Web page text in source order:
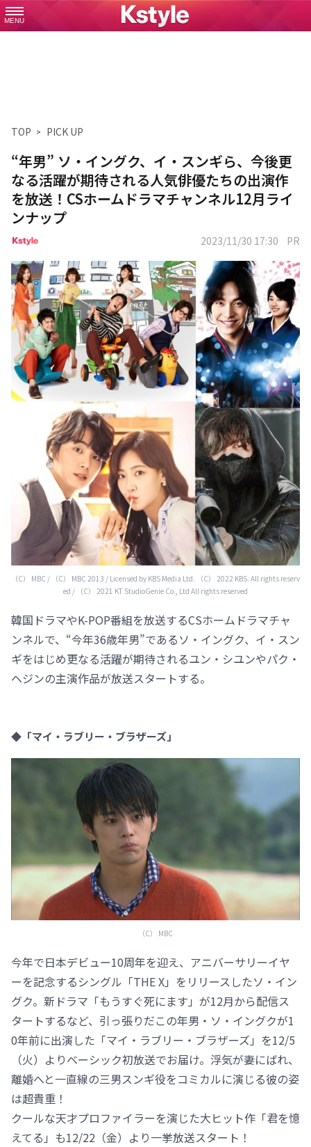
MENU
TOP PICK UP
“年男” ソ・イングク、イ・スンギら、今後更
なる活躍が期待される人気俳優たちの出演作
を放送！CSホームドラマチャンネル12月ライ
ンナップ
2023/11/30 17:30 PR
（C） MBC / （C） MBC 2013 / Licensed by KBS Media Ltd. （C） 2022 KBS. All rights reserv
ed / （C） 2021 KT StudioGenie Co., Ltd All rights reserved
韓国ドラマやK-POP番組を放送するCSホームドラマチャ
ンネルで、“今年36歳年男”であるソ・イングク、イ・スン
ギをはじめ更なる活躍が期待されるユン・シユンやパク・
ヘジンの主演作品が放送スタートする。
◆「マイ・ラブリー・ブラザーズ」
（C） MBC
今年で日本デビュー10周年を迎え、アニバーサリーイヤ
ーを記念するシングル「THE X」をリリースしたソ・イン
グク。新ドラマ「もうすぐ死にます」が12月から配信ス
タートするなど、引っ張りだこの年男・ソ・イングクが1
0年前に出演した「マイ・ラブリー・ブラザーズ」を12/5
（火）よりベーシック初放送でお届け。浮気が妻にばれ、
離婚へと一直線の三男スンギ役をコミカルに演じる彼の姿
は超貴重！
クールな天才プロファイラーを演じた大ヒット作「君を憶
えてる」も12/22（金）より一挙放送スタート！